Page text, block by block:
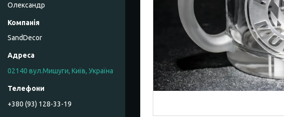
Олександр
SandDecor
02140 вул.Мишуги, Київ, Україна
+380 (93) 128-33-19